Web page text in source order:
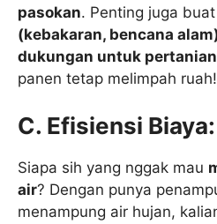
pasokan. Penting juga buat
(kebakaran, bencana
dukungan untuk
panen tetap melimpah
C. Efisiensi Biaya:
Siapa sih yang nggak mau
air? Dengan punya
menampung air hujan,